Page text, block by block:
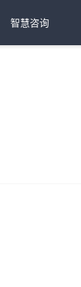
智慧咨询